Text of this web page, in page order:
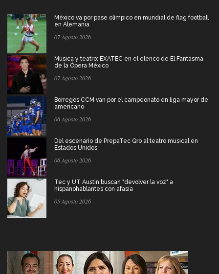
México va por pase olímpico en mundial de flag football
en Alemania
07 Agosto 2026
Música y teatro: EXATEC en el elenco de El Fantasma
de la Ópera México
07 Agosto 2026
Borregos CCM van por el campeonato en liga mayor de
americano
06 Agosto 2026
Del escenario de PrepaTec Qro al teatro musical en
Estados Unidos
06 Agosto 2026
Tec y UT Austin buscan "devolver la voz" a
hispanohablantes con afasia
05 Agosto 2026